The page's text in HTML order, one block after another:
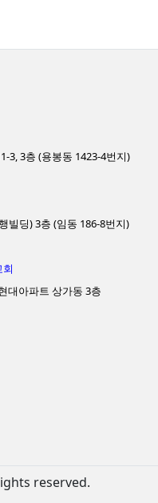
3, 3층 (용봉동 1423-4번지)
빌딩) 3층 (임동 186-8번지)
대아파트 상가동 3층
reserved.